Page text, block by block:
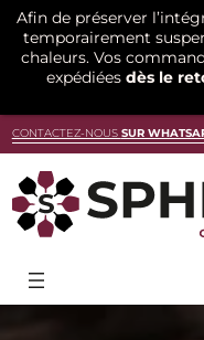
au
CONTACTEZ-NOUS SUR
Afin de préserver
temporairement
chaleurs. Vos
expédiées dès le